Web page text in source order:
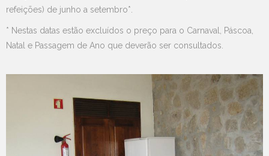
refeições) de junho a setembro*.
* Nestas datas estão excluídos o preço para o Carnaval, Páscoa,
Natal e Passagem de Ano que deverão ser consultados.